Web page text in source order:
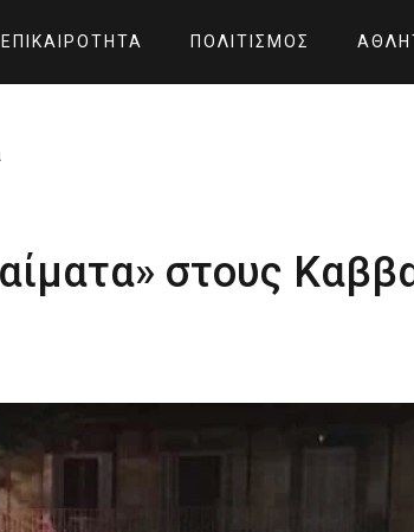
ΕΠΙΚΑΙΡΌΤΗΤΑ ΠΟΛΙΤΙΣΜΌΣ
στους